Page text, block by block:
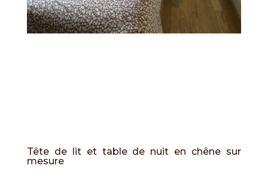
Tête de lit et table de nuit en chêne sur
mesure